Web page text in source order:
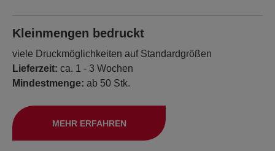
Kleinmengen bedruckt
viele Druckmöglichkeiten auf Standardgrößen
Lieferzeit: ca. 1 - 3 Wochen
Mindestmenge: ab 50 Stk.
MEHR ERFAHREN